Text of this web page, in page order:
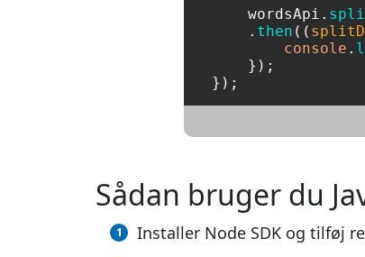
    wordsApi.
    .
then ( (
console .
    });
});
Sådan bruger du
Installer Node SDK og tilføj